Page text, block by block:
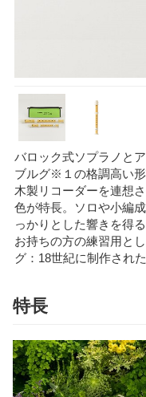
バロック式ソプラノと
ブルグ※１の格調高い
木製リコーダーを連想
色が特長。ソロや小編
っかりとした響きを得
お持ちの方の練習用と
グ：18世紀に制作され
特長